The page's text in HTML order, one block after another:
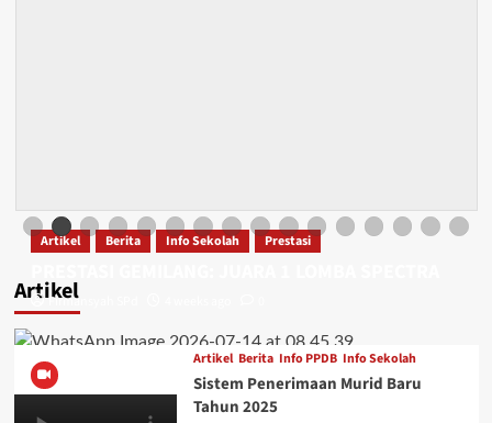
Artikel
Artikel Berita Info Sekolah Prestasi
Firmansyah SPd
Artikel Berita Info PPDB Info Sekolah
Sistem Penerimaan Murid Baru
Tahun 2025